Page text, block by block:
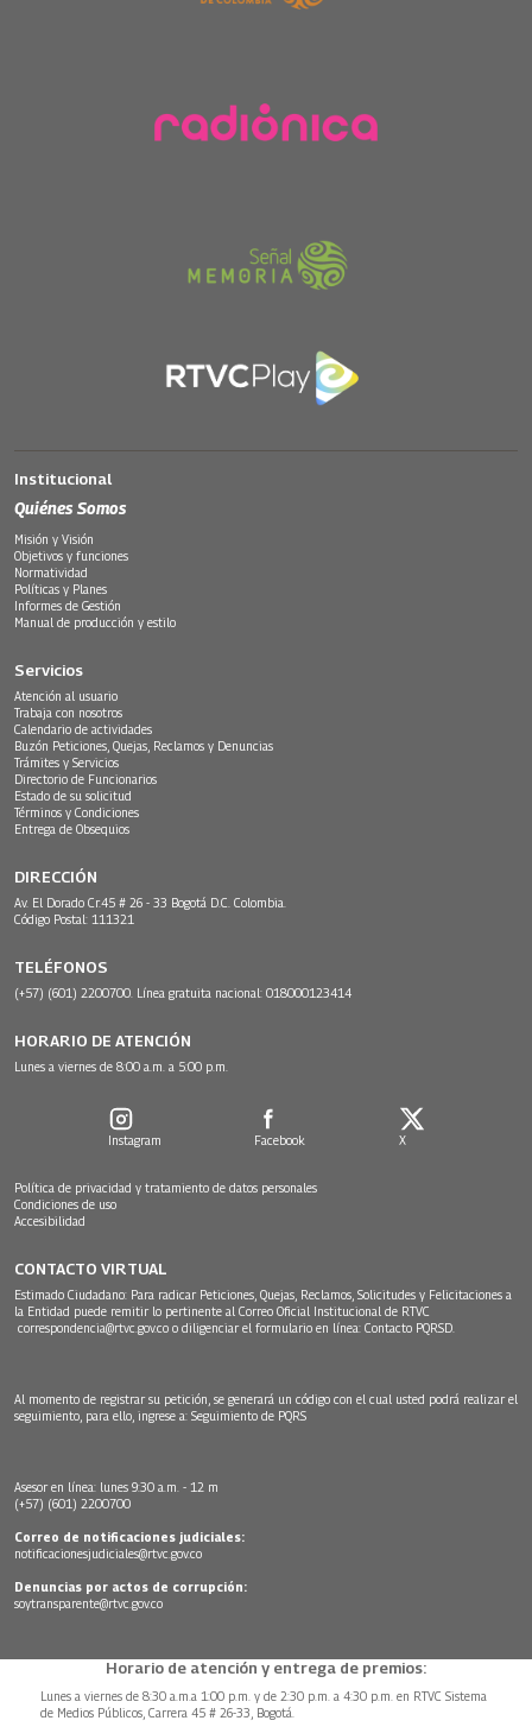
Institucional
Quiénes Somos
Misión y Visión
Objetivos y funciones
Normatividad
Políticas y Planes
Informes de Gestión
Manual de producción y estilo
Servicios
Atención al usuario
Trabaja con nosotros
Calendario de actividades
Buzón Peticiones, Quejas, Reclamos y Denuncias
Trámites y Servicios
Directorio de Funcionarios
Estado de su solicitud
Términos y Condiciones
Entrega de Obsequios
DIRECCIÓN
Av. El Dorado Cr.45 # 26 - 33 Bogotá D.C. Colombia.
Código Postal: 111321
TELÉFONOS
(+57) (601) 2200700. Línea gratuita nacional: 018000123414
HORARIO DE ATENCIÓN
Lunes a viernes de 8:00 a.m. a 5:00 p.m.
Instagram Facebook X
Política de privacidad y tratamiento de datos personales
Condiciones de uso
Accesibilidad
CONTACTO VIRTUAL
Estimado Ciudadano: Para radicar Peticiones, Quejas, Reclamos, Solicitudes y Felicitaciones a
la Entidad puede remitir lo pertinente al Correo Oficial Institucional de RTVC
correspondencia@rtvc.gov.co o diligenciar el formulario en línea: Contacto PQRSD.
Al momento de registrar su petición, se generará un código con el cual usted podrá realizar el
seguimiento, para ello, ingrese a: Seguimiento de PQRS
Asesor en línea: lunes 9:30 a.m. - 12 m
(+57) (601) 2200700
Correo de notificaciones judiciales:
notificacionesjudiciales@rtvc.gov.co
Denuncias por actos de corrupción:
soytransparente@rtvc.gov.co
Horario de atención y entrega de premios:
Lunes a viernes de 8:30 a.m.a 1:00 p.m. y de 2:30 p.m. a 4:30 p.m. en RTVC Sistema
de Medios Públicos, Carrera 45 # 26-33, Bogotá.